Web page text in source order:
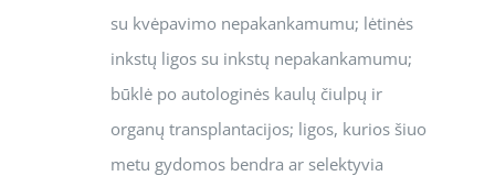
su kvėpavimo nepakankamumu; lėtinės
inkstų ligos su inkstų nepakankamumu;
būklė po autologinės kaulų čiulpų ir
organų transplantacijos; ligos, kurios šiuo
metu gydomos bendra ar selektyvia